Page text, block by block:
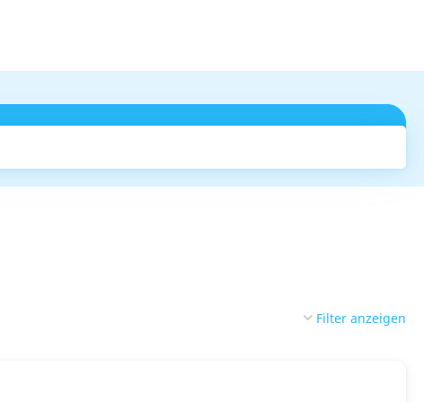
Filter anzeigen